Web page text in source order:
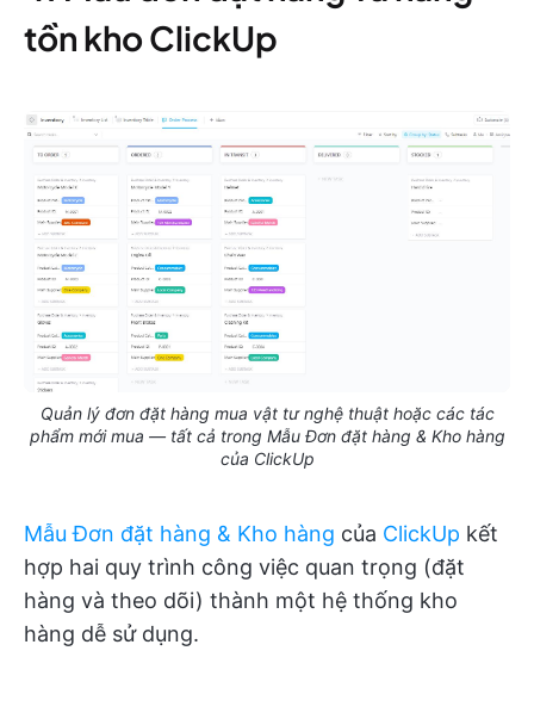
tồn kho ClickUp
Quản lý đơn đặt hàng mua vật tư nghệ thuật hoặc các tác
phẩm mới mua — tất cả trong Mẫu Đơn đặt hàng & Kho hàng
của ClickUp
Mẫu Đơn đặt hàng & Kho hàng của ClickUp kết
hợp hai quy trình công việc quan trọng (đặt
hàng và theo dõi) thành một hệ thống kho
hàng dễ sử dụng.